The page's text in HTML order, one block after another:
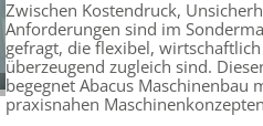
a
-
M
a
s
e
k
t
b
r
u
t
A
u
t
Zwischen Kostendruck,
Anforderungen sind im
gefragt, die flexibel,
überzeugend zugleich sind.
begegnet Abacus Maschinenbau
praxisnahen